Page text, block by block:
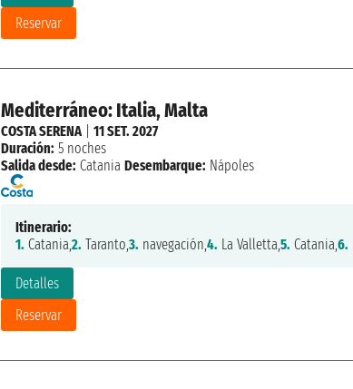
Reservar
Mediterráneo: Italia, Malta
Detalles
Reservar
COSTA SERENA| 11 SET. 2027
Duración: 5 noches
Salida desde: Catania Desembarque: Nápoles
Itinerario:
1. Catania,2. Taranto,3. navegación,4. La Valletta,5. Catania,6.